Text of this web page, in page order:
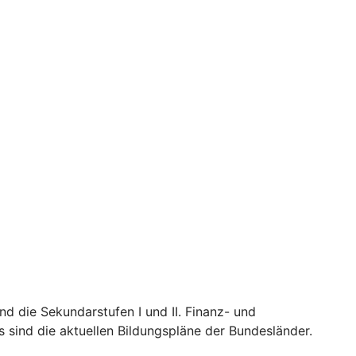
die Sekundarstufen I und II. Finanz- und
die aktuellen Bildungspläne der Bundesländer.